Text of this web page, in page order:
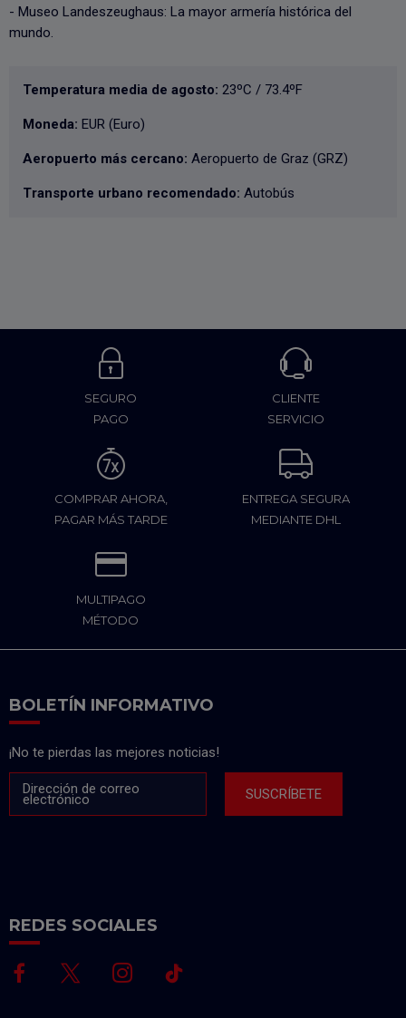
- Museo Landeszeughaus: La mayor armería histórica del
mundo.
Temperatura media de agosto: 23ºC / 73.4ºF
Moneda: EUR (Euro)
Aeropuerto más cercano: Aeropuerto de Graz (GRZ)
Transporte urbano recomendado: Autobús
SEGURO
PAGO
CLIENTE
SERVICIO
COMPRAR AHORA,
PAGAR MÁS TARDE
ENTREGA SEGURA
MEDIANTE DHL
MULTIPAGO
MÉTODO
BOLETÍN INFORMATIVO
¡No te pierdas las mejores noticias!
Dirección de correo
electrónico SUSCRÍBETE
REDES SOCIALES